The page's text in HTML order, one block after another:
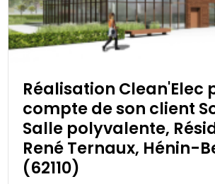
Réalisation Clean'Elec
compte de son client
Salle polyvalente,
René Ternaux, Hénin-
(62110)